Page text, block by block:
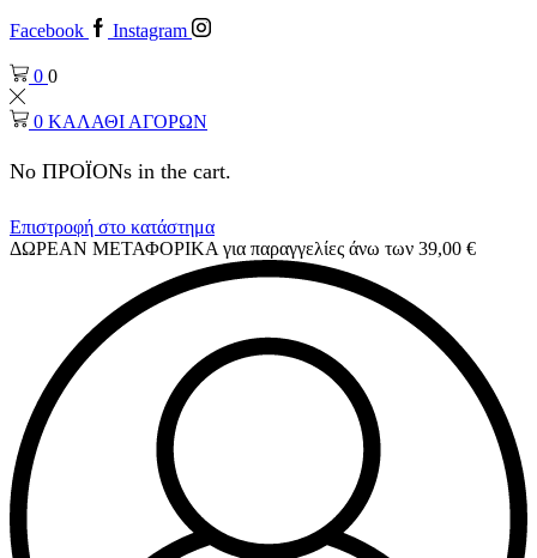
Facebook Instagram
0 0
0 ΚΑΛΑΘΙ ΑΓΟΡΩΝ
No ΠΡΟΪΟΝs in the cart.
Επιστροφή στο κατάστημα
ΔΩΡΕΑΝ ΜΕΤΑΦΟΡΙΚΑ για παραγγελίες άνω των 39,00 €